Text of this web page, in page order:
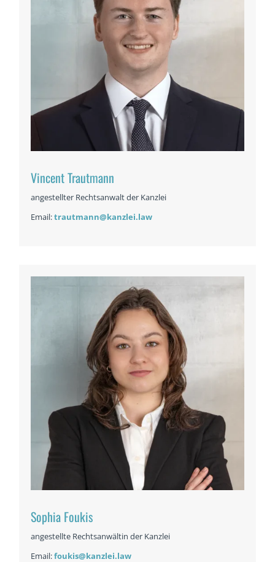
Vincent Trautmann
angestellter Rechtsanwalt der Kanzlei
Email:trautmann@kanzlei.law
Sophia Foukis
angestellte Rechtsanwältin der Kanzlei
Email:foukis@kanzlei.law